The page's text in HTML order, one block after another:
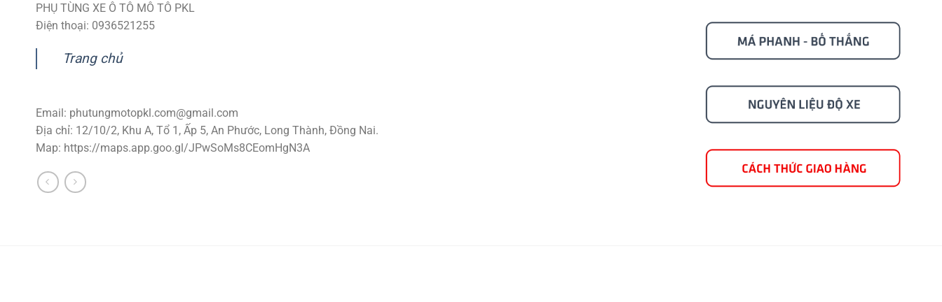
PHỤ TÙNG XE Ô TÔ MÔ TÔ PKL
Điện thoại: 0936521255
Trang chủ
Email: phutungmotopkl.com@gmail.com
Địa chỉ: 12/10/2, Khu A, Tổ 1, Ấp 5, An Phước, Long Thành, Đồng Nai.
Map: https://maps.app.goo.gl/JPwSoMs8CEomHgN3A